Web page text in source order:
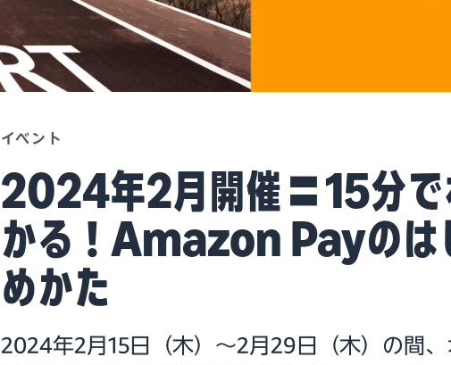
イベント
2024年2月開催｜15分で
かる！Amazon Payのは
めかた
2024年2月15日（木）～2月29日（木）の間、